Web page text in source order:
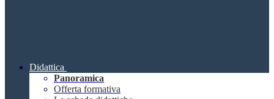
Didattica
Panoramica
Offerta formativa